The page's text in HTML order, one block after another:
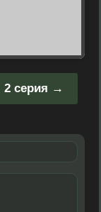
2 серия